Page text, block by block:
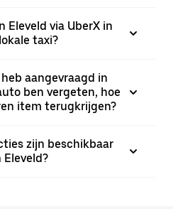
Eleveld via UberX in
taxi?
aangevraagd in
ben vergeten, hoe
item terugkrijgen?
zijn beschikbaar